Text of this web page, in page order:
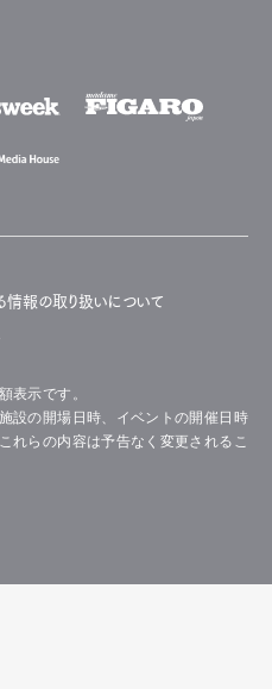
報の取り扱いについて
表示です。
設の開場日時、イベントの開催日時
れらの内容は予告なく変更されるこ